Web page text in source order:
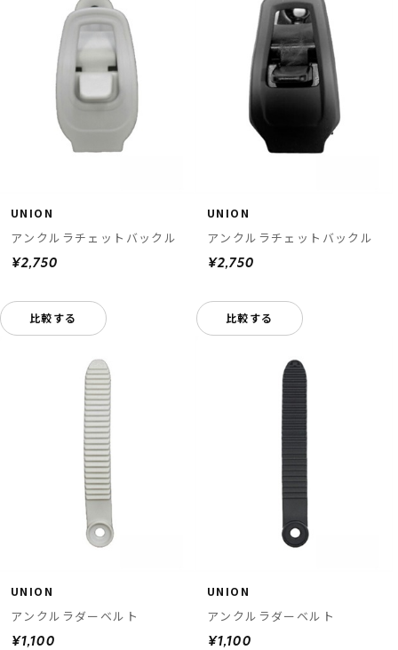
UNION
アンクルラチェットバックル
¥2,750
比較する
UNION
アンクルラチェットバックル
¥2,750
比較する
UNION
アンクルラダーベルト
¥1,100
UNION
アンクルラダーベルト
¥1,100